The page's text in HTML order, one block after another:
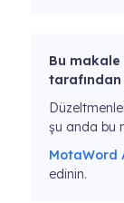
Bu makale
tarafından
şu anda bu
MotaWord
edinin.